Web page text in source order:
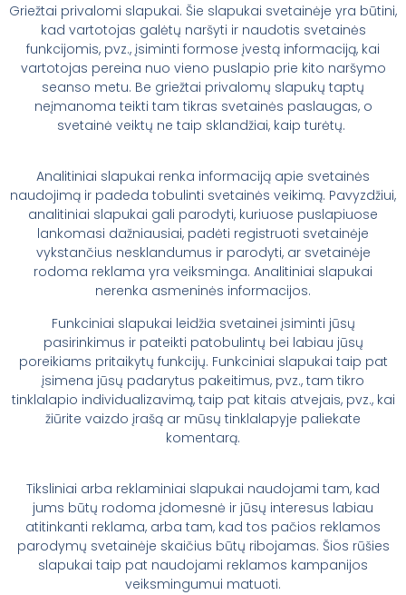
Griežtai privalomi slapukai. Šie slapukai svetainėje yra būtini,
kad vartotojas galėtų naršyti ir naudotis svetainės
funkcijomis, pvz., įsiminti formose įvestą informaciją, kai
vartotojas pereina nuo vieno puslapio prie kito naršymo
seanso metu. Be griežtai privalomų slapukų taptų
neįmanoma teikti tam tikras svetainės paslaugas, o
svetainė veiktų ne taip sklandžiai, kaip turėtų.
Analitiniai slapukai renka informaciją apie svetainės
naudojimą ir padeda tobulinti svetainės veikimą. Pavyzdžiui,
analitiniai slapukai gali parodyti, kuriuose puslapiuose
lankomasi dažniausiai, padėti registruoti svetainėje
vykstančius nesklandumus ir parodyti, ar svetainėje
rodoma reklama yra veiksminga. Analitiniai slapukai
nerenka asmeninės informacijos.
Funkciniai slapukai leidžia svetainei įsiminti jūsų
pasirinkimus ir pateikti patobulintų bei labiau jūsų
poreikiams pritaikytų funkcijų. Funkciniai slapukai taip pat
įsimena jūsų padarytus pakeitimus, pvz., tam tikro
tinklalapio individualizavimą, taip pat kitais atvejais, pvz., kai
žiūrite vaizdo įrašą ar mūsų tinklalapyje paliekate
komentarą.
Tiksliniai arba reklaminiai slapukai naudojami tam, kad
jums būtų rodoma įdomesnė ir jūsų interesus labiau
atitinkanti reklama, arba tam, kad tos pačios reklamos
parodymų svetainėje skaičius būtų ribojamas. Šios rūšies
slapukai taip pat naudojami reklamos kampanijos
veiksmingumui matuoti.